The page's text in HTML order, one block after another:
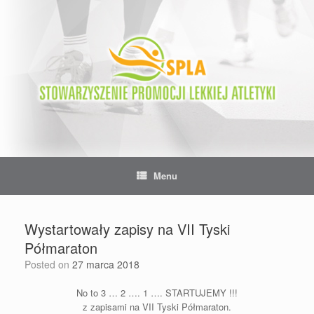
Menu
Wystartowały zapisy na VII Tyski
Półmaraton
Posted on 27 marca 2018
No to 3 … 2 …. 1 …. STARTUJEMY !!!
z zapisami na VII Tyski Półmaraton.